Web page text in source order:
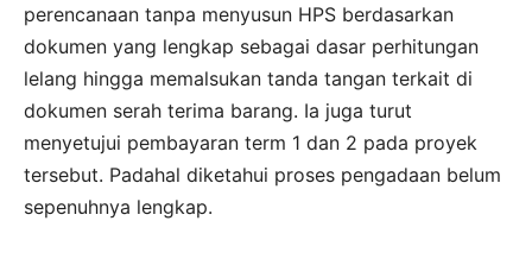
perencanaan tanpa menyusun HPS berdasarkan
dokumen yang lengkap sebagai dasar perhitungan
lelang hingga memalsukan tanda tangan terkait di
dokumen serah terima barang. Ia juga turut
menyetujui pembayaran term 1 dan 2 pada proyek
tersebut. Padahal diketahui proses pengadaan belum
sepenuhnya lengkap.